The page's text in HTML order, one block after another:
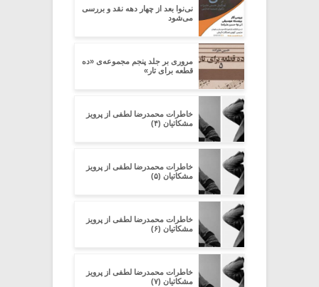
نی‌نوا بعد از چهار دهه نقد و بررسی
می‌شود
مروری بر جلد پنجم مجموعه‌ی «ده
قطعه برای تار»
خاطرات محمدرضا لطفی از پرویز
مشکاتیان (۴)
خاطرات محمدرضا لطفی از پرویز
مشکاتیان (۵)
خاطرات محمدرضا لطفی از پرویز
مشکاتیان (۶)
خاطرات محمدرضا لطفی از پرویز
مشکاتیان (۷)